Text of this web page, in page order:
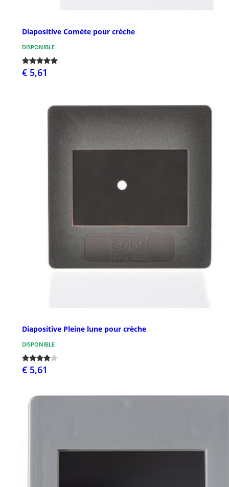
Diapositive Comète pour crèche
DISPONIBLE
€ 5,61
Diapositive Pleine lune pour crèche
DISPONIBLE
€ 5,61